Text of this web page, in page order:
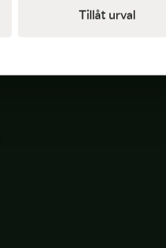
Tillåt urval